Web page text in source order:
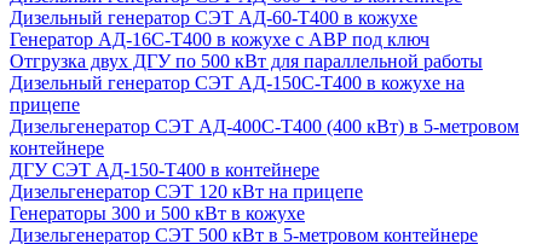
Дизельный генератор СЭТ АД-60-Т400 в кожухе
Генератор АД-16С-Т400 в кожухе с АВР под ключ
Отгрузка двух ДГУ по 500 кВт для параллельной работы
Дизельный генератор СЭТ АД-150С-Т400 в кожухе на
прицепе
Дизельгенератор СЭТ АД-400С-Т400 (400 кВт) в 5-метровом
контейнере
ДГУ СЭТ АД-150-Т400 в контейнере
Дизельгенератор СЭТ 120 кВт на прицепе
Генераторы 300 и 500 кВт в кожухе
Дизельгенератор СЭТ 500 кВт в 5-метровом контейнере